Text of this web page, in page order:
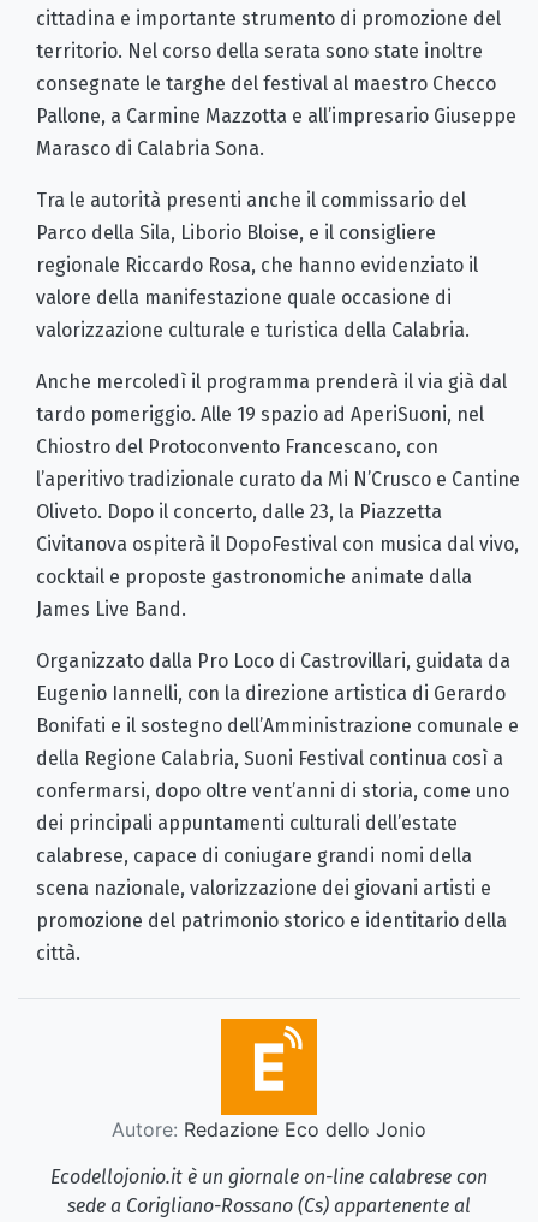
cittadina e importante strumento di promozione del
territorio. Nel corso della serata sono state inoltre
consegnate le targhe del festival al maestro Checco
Pallone, a Carmine Mazzotta e all’impresario Giuseppe
Marasco di Calabria Sona.
Tra le autorità presenti anche il commissario del
Parco della Sila, Liborio Bloise, e il consigliere
regionale Riccardo Rosa, che hanno evidenziato il
valore della manifestazione quale occasione di
valorizzazione culturale e turistica della Calabria.
Anche mercoledì il programma prenderà il via già dal
tardo pomeriggio. Alle 19 spazio ad AperiSuoni, nel
Chiostro del Protoconvento Francescano, con
l’aperitivo tradizionale curato da Mi N’Crusco e Cantine
Oliveto. Dopo il concerto, dalle 23, la Piazzetta
Civitanova ospiterà il DopoFestival con musica dal vivo,
cocktail e proposte gastronomiche animate dalla
James Live Band.
Organizzato dalla Pro Loco di Castrovillari, guidata da
Eugenio Iannelli, con la direzione artistica di Gerardo
Bonifati e il sostegno dell’Amministrazione comunale e
della Regione Calabria, Suoni Festival continua così a
confermarsi, dopo oltre vent’anni di storia, come uno
dei principali appuntamenti culturali dell’estate
calabrese, capace di coniugare grandi nomi della
scena nazionale, valorizzazione dei giovani artisti e
promozione del patrimonio storico e identitario della
città.
Autore: Redazione Eco dello Jonio
Ecodellojonio.it è un giornale on-line calabrese con
sede a Corigliano-Rossano (Cs) appartenente al